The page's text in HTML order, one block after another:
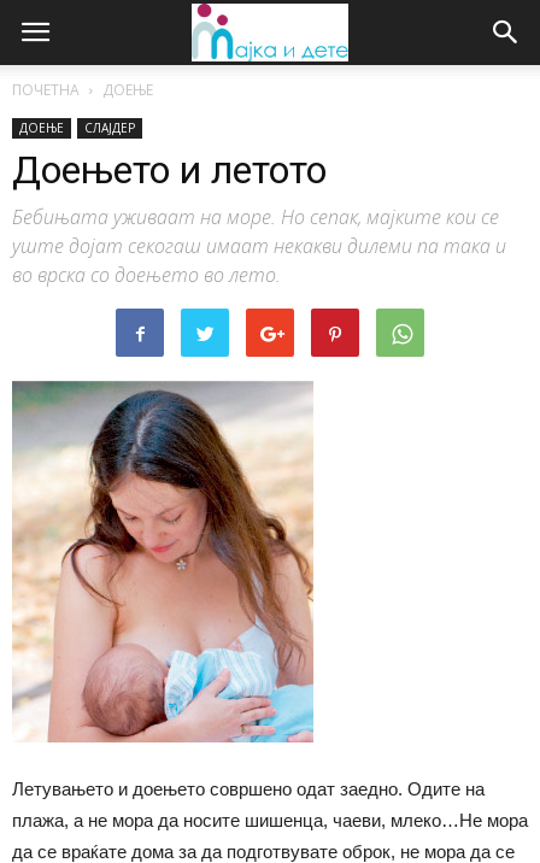
ПОЧЕТНА ДОЕЊЕ
ДОЕЊЕ СЛАЈДЕР
Доењето и летото
Бебињата уживаат на море. Но сепак, мајките кои се
уште дојат секогаш имаат некакви дилеми па така и
во врска со доењето во лето.
Летувањето и доењето совршено одат заедно. Одите на
плажа, а не мора да носите шишенца, чаеви, млеко…Не мора
да се враќате дома за да подготвувате оброк, не мора да се